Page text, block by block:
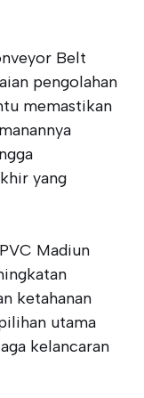
Belt
pengolahan
memastikan
yang
Madiun
ketahanan
utama
kelancaran